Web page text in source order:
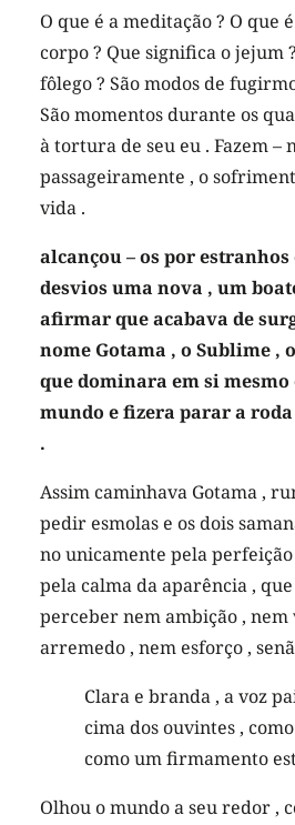
O que é a meditação ? O que
corpo ? Que significa o jejum
fôlego ? São modos de
São momentos durante os
à tortura de seu eu . Fazem –
passageiramente , o
vida .
alcançou – os por
desvios uma nova , um
afirmar que acabava de
nome Gotama , o Sublime ,
que dominara em si
mundo e fizera parar a
.
Assim caminhava Gotama ,
pedir esmolas e os dois
no unicamente pela
pela calma da aparência ,
perceber nem ambição , nem
arremedo , nem esforço ,
Clara e branda , a voz
cima dos ouvintes ,
como um firmamento
Olhou o mundo a seu redor ,